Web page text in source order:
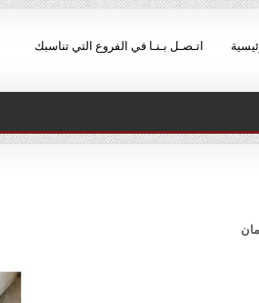
اتـصـل بـنـا في الفروع التي تناسبك